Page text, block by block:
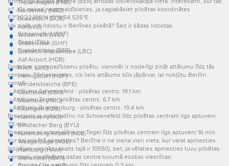
Trollenhagen (FNB)
Norderney (NRD)
Dusseldorf (DUS)
Aaf (WIE)
Wildenrath (WID)
Giebelstadt (GHF)
Luebeck-Blankensee (LBC)
Aaf Airport (HDB)
R.A.F. (LRC)
Heringsdorf (HDF)
Windelsbleiche (BFE)
Cochstedt (CSO)
Muenster (FMO)
Kitzingen (KZG)
Hannover (HAJ)
Bindlacher Berg (BYU)
Nuremberg Airport (NUE)
Wangerooge (AGE)
Hamburg (HAM)
Mariensiel (WVN)
ir? Jūs nekad neapmaldīsieties, ja saglabāsiet pilsētas koordinātes
52°30′22.189″N 13°19′54.535″E.
Vai zināt, cik lidostu ir Berlīnes pilsētā? Šeit ir šādas lidostas:
Schoenefeld (SXF)
Tegel (TXL)
Brandenburg (BER)
Dodoties uz nepazīstamu pilsētu, vienmēr ir noderīgi zināt attālumu līdz tās
centram. Pārliecinieties, cik liels attālums būs jāpārvar, lai nokļūtu Berlīni
centrā:
- Attālums Schoenefeld - pilsētas centrs: 19.1 km.
- Attālums Tegel - pilsētas centrs: 6.7 km.
- Attālums Brandenburg - pilsētas centrs: 19.4 km.
Brauciens ar automašīnu no Schoenefeld līdz pilsētas centram ilgs aptuveni
35 min.
Brauciens ar automašīnu no Tegel līdz pilsētas centram ilgs aptuveni 16 min.
Kur šai pilsētā apmesties? Berlīne ir ne viena vien vieta, kur varat apmesties
(kopējais viesnīcu skaits tajā ir 10550), bet, ja vēlaties apmesties tuvu pilsētas
centram, piedāvājam dažas centra tuvumā esošas viesnīcas: